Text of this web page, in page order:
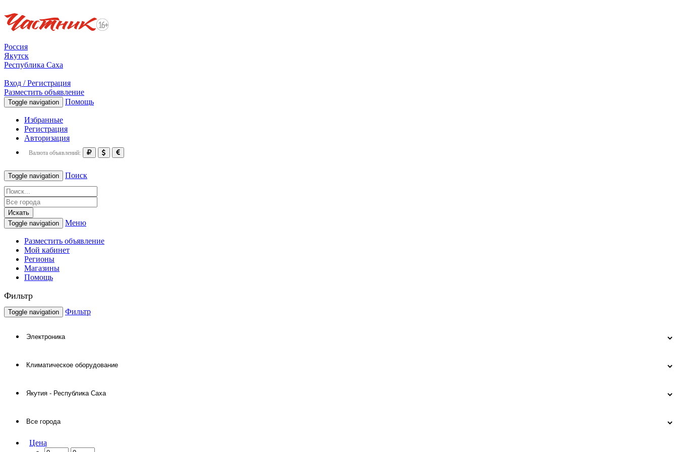
Россия
Якутск
Республика Саха
Вход / Регистрация
Разместить объявление
Toggle navigation Помощь
Избранные
Регистрация
Авторизация
Валюта объявлений:
Toggle navigation Поиск
Искать
Toggle navigation
Меню
Разместить объявление
Мой кабинет
Регионы
Магазины
Помощь
Фильтр
Toggle navigation Фильтр
Цена